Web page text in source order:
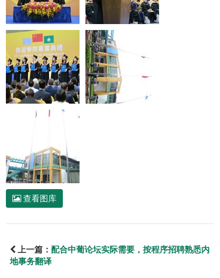
查看图库
上一篇： 配合中葡论坛实际需要，按程序招聘熟悉内
地事务翻译